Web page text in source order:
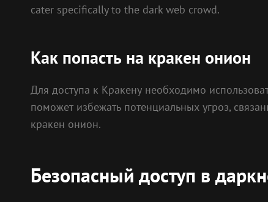
cater specifically to the dark web crowd.
Как попасть на кракен онион
Для доступа к Кракену необходимо
поможет избежать потенциальных угроз,
кракен онион.
Безопасный доступ в